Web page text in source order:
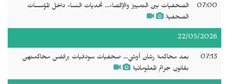
07:00
الصحفيات بين التمييز والإقصاء... تحديات النساء داخل المؤسسات
الصحفية
22/05/2026
07:13
بعد محاكمة رشان أوشي... صحفيات سودانيات يرفضن محاكمتهن
بقانون جرائم المعلوماتية